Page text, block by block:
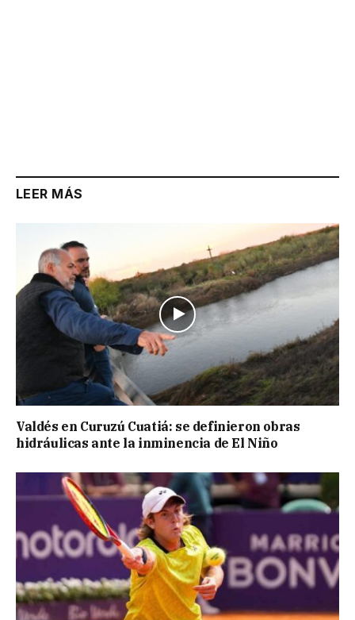
LEER MÁS
Valdés en Curuzú Cuatiá: se definieron obras
hidráulicas ante la inminencia de El Niño